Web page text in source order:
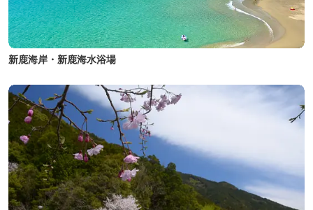
新鹿海岸・新鹿海水浴場